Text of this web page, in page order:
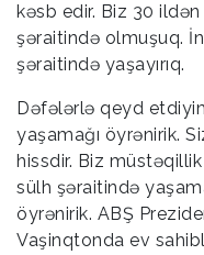
kəsb edir. Biz 30
şəraitində olmuşuq.
şəraitində yaşayırıq.
Dəfələrlə qeyd
yaşamağı öyrənirik.
hissdir. Biz
sülh şəraitində
öyrənirik. ABŞ
Vaşinqtonda ev